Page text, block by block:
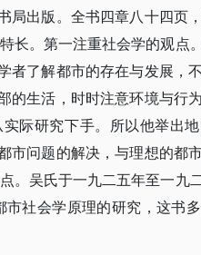
局出版。全书四章八十四页
长。第一注重社会学的观点
者了解都市的存在与发展，
的生活，时时注意环境与行
际研究下手。所以他举出
市问题的解决，与理想的都
。吴氏于一九二五年至一九
社会学原理的研究，这书